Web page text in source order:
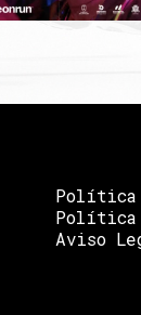
Política
Política
Aviso